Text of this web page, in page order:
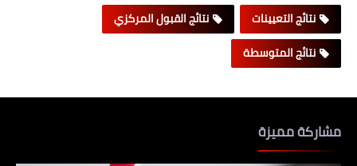
نتائج التعيينات
نتائج القبول المركزي
نتائج المتوسطة
مشاركة مميزة